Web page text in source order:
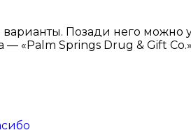
Позади него можно
— «Palm Springs Drug & Gift